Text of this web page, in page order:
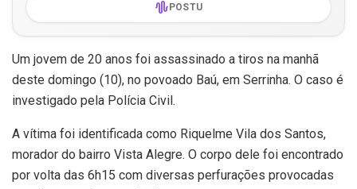
POSTU
Um jovem de 20 anos foi assassinado a tiros na manhã
deste domingo (10), no povoado Baú, em Serrinha. O caso é
investigado pela Polícia Civil.
A vítima foi identificada como Riquelme Vila dos Santos,
morador do bairro Vista Alegre. O corpo dele foi encontrado
por volta das 6h15 com diversas perfurações provocadas